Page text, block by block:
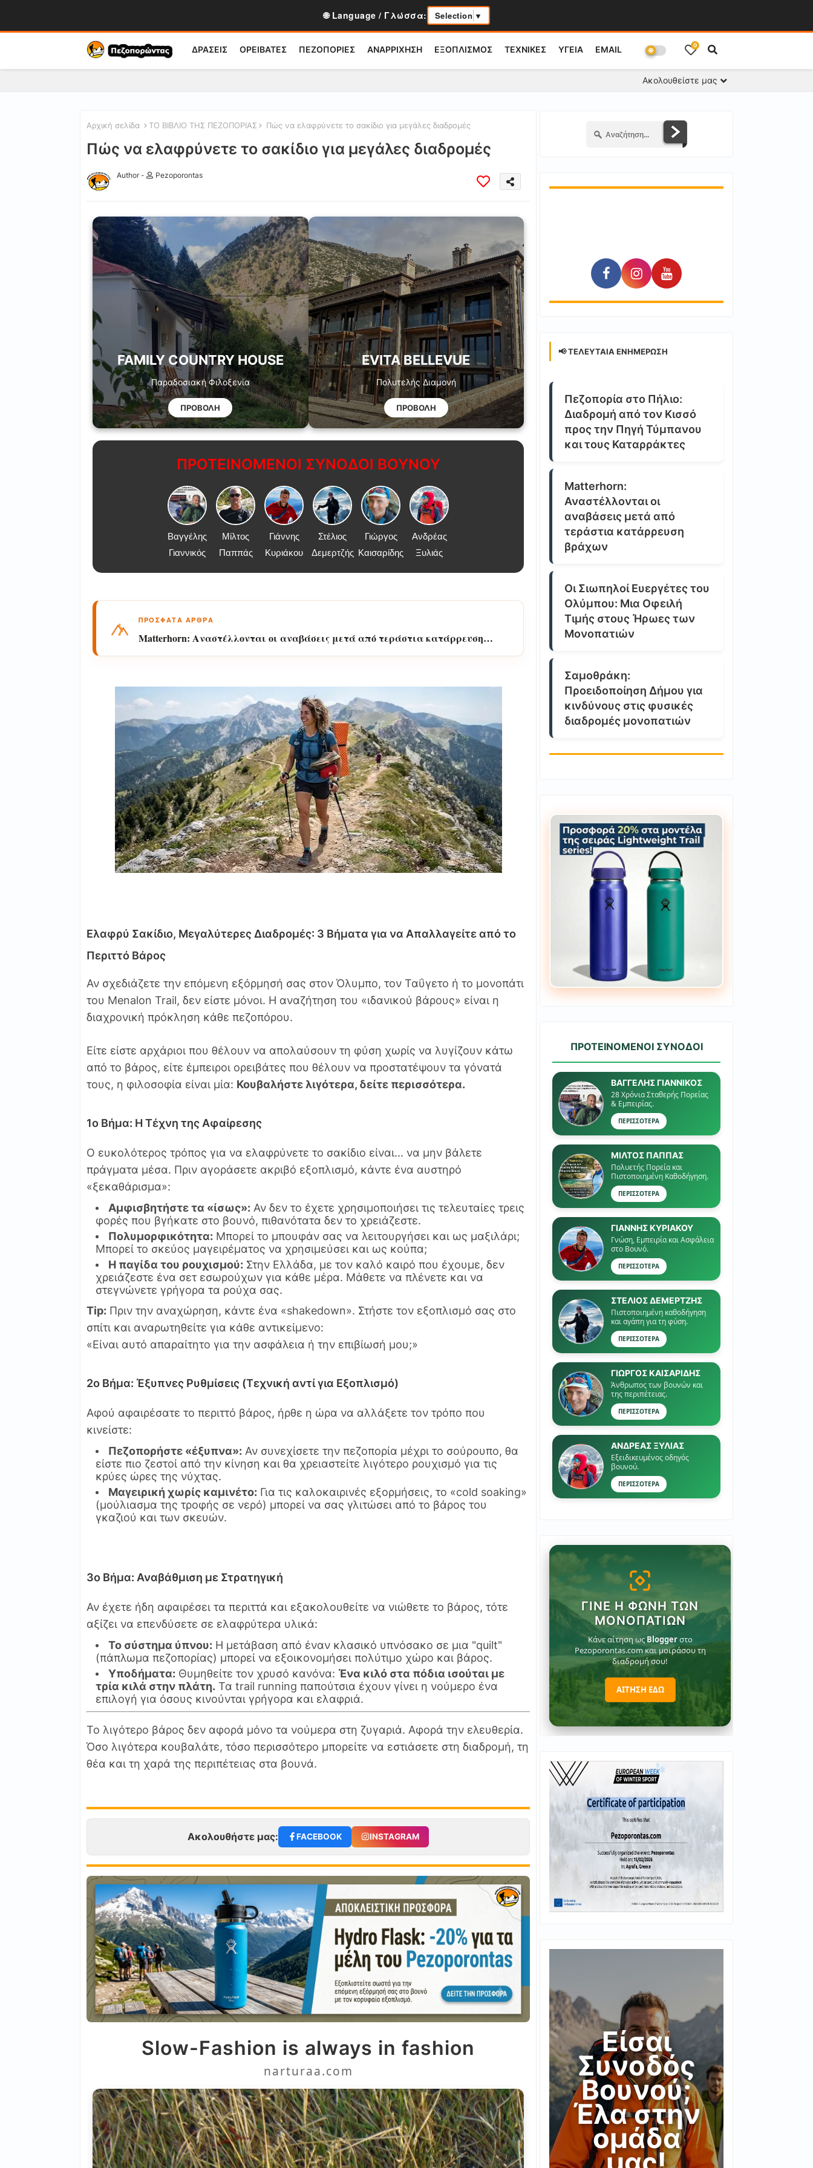
🌐 Language / Γλώσσα: Selection ▼
ΔΡΑΣΕΙΣ ΟΡΕΙΒΑΤΕΣ ΠΕΖΟΠΟΡΙΕΣ ΑΝΑΡΡΙΧΗΣΗ ΕΞΟΠΛΙΣΜΟΣ ΤΕΧΝΙΚΕΣ ΥΓΕΙΑ EMAIL 0
Ακολουθείστε μας
Αρχική σελίδα ΤΟ ΒΙΒΛΙΟ ΤΗΣ ΠΕΖΟΠΟΡΙΑΣ Πώς να ελαφρύνετε το σακίδιο για μεγάλες διαδρομές
Πώς να ελαφρύνετε το σακίδιο για μεγάλες διαδρομές
Author - Pezoporontas
FAMILY COUNTRY HOUSE
Παραδοσιακή Φιλοξενία
ΠΡΟΒΟΛΗ
EVITA BELLEVUE
Πολυτελής Διαμονή
ΠΡΟΒΟΛΗ
ΠΡΟΤΕΙΝΟΜΕΝΟΙ ΣΥΝΟΔΟΙ ΒΟΥΝΟΥ
Βαγγέλης
Γιαννικός
Μίλτος
Παππάς
Γιάννης
Κυριάκου
Στέλιος
Δεμερτζής
Γιώργος
Καισαρίδης
Ανδρέας
Ξυλιάς
ΠΡΟΣΦΑΤΑ ΑΡΘΡΑ
Matterhorn: Αναστέλλονται οι αναβάσεις μετά από τεράστια κατάρρευση
Ελαφρύ Σακίδιο, Μεγαλύτερες Διαδρομές: 3 Βήματα για να Απαλλαγείτε από το
Περιττό Βάρος
Αν σχεδιάζετε την επόμενη εξόρμησή σας στον Όλυμπο, τον Ταΰγετο ή το μονοπάτι
του Menalon Trail, δεν είστε μόνοι. Η αναζήτηση του «ιδανικού βάρους» είναι η
διαχρονική πρόκληση κάθε πεζοπόρου.
Είτε είστε αρχάριοι που θέλουν να απολαύσουν τη φύση χωρίς να λυγίζουν κάτω
από το βάρος, είτε έμπειροι ορειβάτες που θέλουν να προστατέψουν τα γόνατά
τους, η φιλοσοφία είναι μία: Κουβαλήστε λιγότερα, δείτε περισσότερα.
1ο Βήμα: Η Τέχνη της Αφαίρεσης
Ο ευκολότερος τρόπος για να ελαφρύνετε το σακίδιο είναι... να μην βάλετε
πράγματα μέσα. Πριν αγοράσετε ακριβό εξοπλισμό, κάντε ένα αυστηρό
«ξεκαθάρισμα»:
Αμφισβητήστε τα «ίσως»: Αν δεν το έχετε χρησιμοποιήσει τις τελευταίες τρεις
φορές που βγήκατε στο βουνό, πιθανότατα δεν το χρειάζεστε.
Πολυμορφικότητα: Μπορεί το μπουφάν σας να λειτουργήσει και ως μαξιλάρι;
Μπορεί το σκεύος μαγειρέματος να χρησιμεύσει και ως κούπα;
Η παγίδα του ρουχισμού: Στην Ελλάδα, με τον καλό καιρό που έχουμε, δεν
χρειάζεστε ένα σετ εσωρούχων για κάθε μέρα. Μάθετε να πλένετε και να
στεγνώνετε γρήγορα τα ρούχα σας.
Tip: Πριν την αναχώρηση, κάντε ένα «shakedown». Στήστε τον εξοπλισμό σας στο
σπίτι και αναρωτηθείτε για κάθε αντικείμενο:
«Είναι αυτό απαραίτητο για την ασφάλεια ή την επιβίωσή μου;»
2ο Βήμα: Έξυπνες Ρυθμίσεις (Τεχνική αντί για Εξοπλισμό)
Αφού αφαιρέσατε το περιττό βάρος, ήρθε η ώρα να αλλάξετε τον τρόπο που
κινείστε:
Πεζοπορήστε «έξυπνα»: Αν συνεχίσετε την πεζοπορία μέχρι το σούρουπο, θα
είστε πιο ζεστοί από την κίνηση και θα χρειαστείτε λιγότερο ρουχισμό για τις
κρύες ώρες της νύχτας.
Μαγειρική χωρίς καμινέτο: Για τις καλοκαιρινές εξορμήσεις, το «cold soaking»
(μούλιασμα της τροφής σε νερό) μπορεί να σας γλιτώσει από το βάρος του
γκαζιού και των σκευών.
3ο Βήμα: Αναβάθμιση με Στρατηγική
Αν έχετε ήδη αφαιρέσει τα περιττά και εξακολουθείτε να νιώθετε το βάρος, τότε
αξίζει να επενδύσετε σε ελαφρύτερα υλικά:
Το σύστημα ύπνου: Η μετάβαση από έναν κλασικό υπνόσακο σε μια "quilt"
(πάπλωμα πεζοπορίας) μπορεί να εξοικονομήσει πολύτιμο χώρο και βάρος.
Υποδήματα: Θυμηθείτε τον χρυσό κανόνα: Ένα κιλό στα πόδια ισούται με
τρία κιλά στην πλάτη. Τα trail running παπούτσια έχουν γίνει η νούμερο ένα
επιλογή για όσους κινούνται γρήγορα και ελαφριά.
Το λιγότερο βάρος δεν αφορά μόνο τα νούμερα στη ζυγαριά. Αφορά την ελευθερία.
Όσο λιγότερα κουβαλάτε, τόσο περισσότερο μπορείτε να εστιάσετε στη διαδρομή, τη
θέα και τη χαρά της περιπέτειας στα βουνά.
Ακολουθήστε μας: FACEBOOK INSTAGRAM
Slow-Fashion is always in fashion
narturaa.com
📢 ΤΕΛΕΥΤΑΊΑ ΕΝΗΜΈΡΩΣΗ
Πεζοπορία στο Πήλιο:
Διαδρομή από τον Κισσό
προς την Πηγή Τύμπανου
και τους Καταρράκτες
Matterhorn:
Αναστέλλονται οι
αναβάσεις μετά από
τεράστια κατάρρευση
βράχων
Οι Σιωπηλοί Ευεργέτες του
Ολύμπου: Μια Οφειλή
Τιμής στους Ήρωες των
Μονοπατιών
Σαμοθράκη:
Προειδοποίηση Δήμου για
κινδύνους στις φυσικές
διαδρομές μονοπατιών
ΠΡΟΤΕΙΝΟΜΕΝΟΙ ΣΥΝΟΔΟΙ
ΒΑΓΓΕΛΗΣ ΓΙΑΝΝΙΚΟΣ
28 Χρόνια Σταθερής Πορείας
& Εμπειρίας.
ΠΕΡΙΣΣΟΤΕΡΑ
ΜΙΛΤΟΣ ΠΑΠΠΑΣ
Πολυετής Πορεία και
Πιστοποιημένη Καθοδήγηση.
ΠΕΡΙΣΣΟΤΕΡΑ
ΓΙΑΝΝΗΣ ΚΥΡΙΑΚΟΥ
Γνώση, Εμπειρία και Ασφάλεια
στο Βουνό.
ΠΕΡΙΣΣΟΤΕΡΑ
ΣΤΕΛΙΟΣ ΔΕΜΕΡΤΖΗΣ
Πιστοποιημένη καθοδήγηση
και αγάπη για τη φύση.
ΠΕΡΙΣΣΟΤΕΡΑ
ΓΙΏΡΓΟΣ ΚΑΙΣΑΡΙΔΗΣ
Άνθρωπος των βουνών και
της περιπέτειας.
ΠΕΡΙΣΣΟΤΕΡΑ
ΑΝΔΡΕΑΣ ΞΥΛΙΑΣ
Εξειδικευμένος οδηγός
βουνού.
ΠΕΡΙΣΣΟΤΕΡΑ
ΓΊΝΕ Η ΦΩΝΉ ΤΩΝ
ΜΟΝΟΠΑΤΙΏΝ
Κάνε αίτηση ως Bloggerστο
Pezoporontas.com και μοιράσου τη
διαδρομή σου!
ΑΙΤΗΣΗ ΕΔΩ
Είσαι
Συνοδός
Βουνού;
Έλα στην
ομάδα